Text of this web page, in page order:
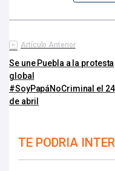
Artículo Anterior
Se une Puebla a la protesta
global
#SoyPapáNoCriminal el 24
de abril
TE PODRIA